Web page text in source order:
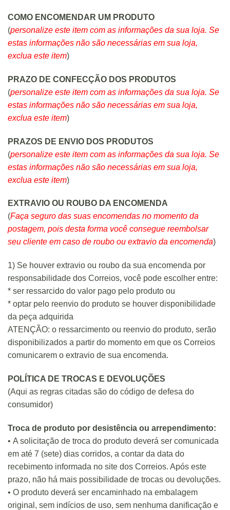
COMO ENCOMENDAR UM PRODUTO
(personalize este item com as informações da sua loja. Se
estas informações não são necessárias em sua loja,
exclua este item)
PRAZO DE CONFECÇÃO DOS PRODUTOS
(personalize este item com as informações da sua loja. Se
estas informações não são necessárias em sua loja,
exclua este item)
PRAZOS DE ENVIO DOS PRODUTOS
(personalize este item com as informações da sua loja. Se
estas informações não são necessárias em sua loja,
exclua este item)
EXTRAVIO OU ROUBO DA ENCOMENDA
(Faça seguro das suas encomendas no momento da
postagem, pois desta forma você consegue reembolsar
seu cliente em caso de roubo ou extravio da encomenda)
1) Se houver extravio ou roubo da sua encomenda por
responsabilidade dos Correios, você pode escolher entre:
* ser ressarcido do valor pago pelo produto ou
* optar pelo reenvio do produto se houver disponibilidade
da peça adquirida
ATENÇÃO: o ressarcimento ou reenvio do produto, serão
disponibilizados a partir do momento em que os Correios
comunicarem o extravio de sua encomenda.
POLÍTICA DE TROCAS E DEVOLUÇÕES
(Aqui as regras citadas são do código de defesa do
consumidor)
Troca de produto por desistência ou arrependimento:
• A solicitação de troca do produto deverá ser comunicada
em até 7 (sete) dias corridos, a contar da data do
recebimento informada no site dos Correios. Após este
prazo, não há mais possibilidade de trocas ou devoluções.
• O produto deverá ser encaminhado na embalagem
original, sem indícios de uso, sem nenhuma danificação e